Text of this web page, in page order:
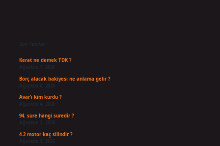
Son Yazılar
Kerat ne demek TDK ?
Ağustos 7, 2026
Borç alacak bakiyesi ne anlama gelir ?
Ağustos 6, 2026
Avar’ı kim kurdu ?
Ağustos 4, 2026
94. sure hangi suredir ?
Ağustos 3, 2026
4.2 motor kaç silindir ?
Ağustos 3, 2026